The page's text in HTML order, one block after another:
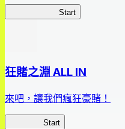
Start
狂賭之淵 ALL IN
來吧，讓我們瘋狂豪賭！
Start